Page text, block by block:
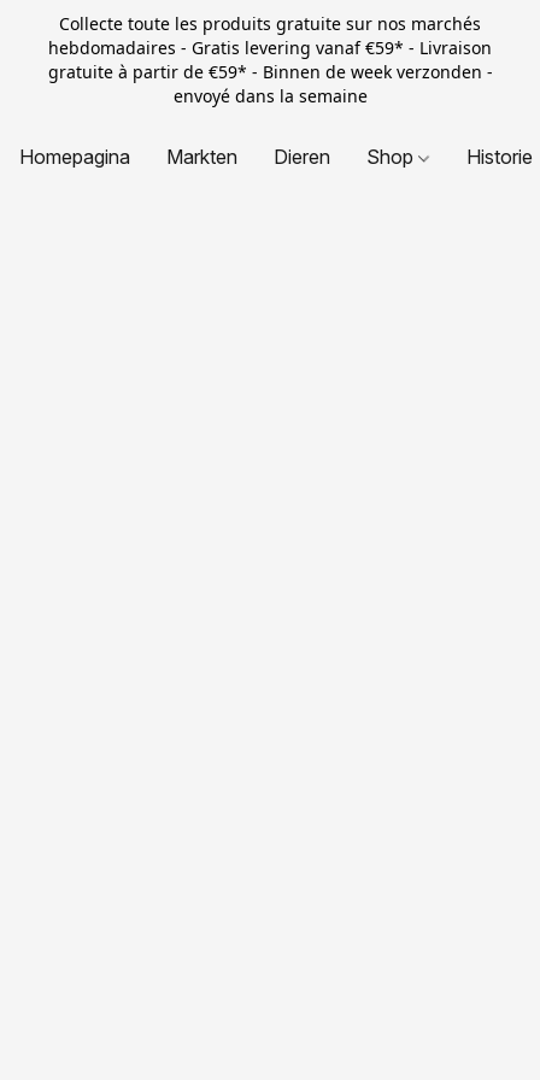
Collecte toute les produits gratuite sur nos marchés
hebdomadaires - Gratis levering vanaf €59* - Livraison
gratuite à partir de €59* - Binnen de week verzonden -
envoyé dans la semaine
Homepagina Markten Dieren Shop Historie